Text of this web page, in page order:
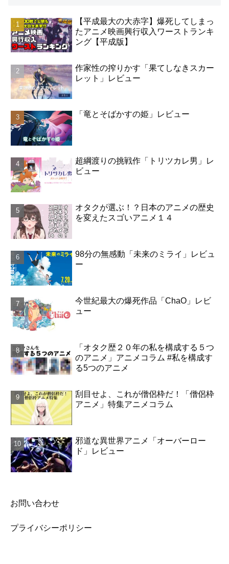
【平成最大の大赤字】爆死してしまっ
たアニメ映画興行収入ワーストランキ
ング【平成版】
作家性の搾りかす「果てしなきスカー
レット」レビュー
「竜とそばかすの姫」レビュー
超綱渡りの挑戦作「トリツカレ男」レ
ビュー
オタクが選ぶ！？日本のアニメの歴史
を変えたスゴいアニメ１４
98分の無感動「未来のミライ」レビュ
ー
今世紀最大の爆死作品「ChaO」レビ
ュー
「オタク歴２０年の私を構成する５つ
のアニメ」アニメコラム #私を構成す
る5つのアニメ
刮目せよ、これが僧侶枠だ！「僧侶枠
アニメ」特集アニメコラム
邪道な異世界アニメ「オーバーロー
ド」レビュー
お問い合わせ
プライバシーポリシー